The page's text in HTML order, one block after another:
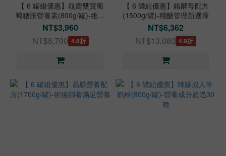
【 6 罐組優惠】龜鹿雙寶葡
萄糖胺營養素(800g/罐)-維護
關鍵行動力
NT$3,960
NT$8,700 4.6折
【 6 罐組優惠】鉻酵母配方
(1500g/罐)-穩醣管理新選擇
NT$6,362
NT$13,080 4.9折